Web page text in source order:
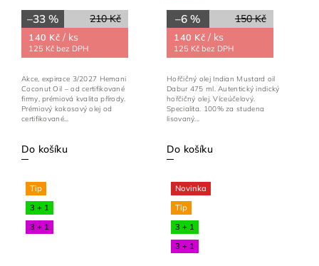
210 Kč
–33 %
140 Kč / ks
125 Kč bez DPH
Do košíku
Akce, expirace 3/2027 Hemani
Coconut Oil – od certifikované
firmy, prémiová kvalita přírody.
Prémiový kokosový olej od
certifikované...
150 Kč
–6 %
140 Kč / ks
125 Kč bez DPH
Do košíku
Hořčičný olej Indian Mustard oil
Dabur 475 ml. Autentický indický
hořčičný olej. Víceúčelový.
Specialita. 100% za studena
lisovaný...
Tip
3 + 1
3 + 1
Novinka
Tip
3 + 1
3 + 1